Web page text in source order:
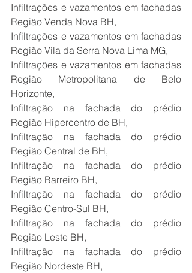
Infiltrações e vazamentos em fachadas
Região Venda Nova BH,
Infiltrações e vazamentos em fachadas
Região Vila da Serra Nova Lima MG,
Infiltrações e vazamentos em fachadas
Região Metropolitana de Belo
Horizonte,
Infiltração na fachada do prédio
Região Hipercentro de BH,
Infiltração na fachada do prédio
Região Central de BH,
Infiltração na fachada do prédio
Região Barreiro BH,
Infiltração na fachada do prédio
Região Centro-Sul BH,
Infiltração na fachada do prédio
Região Leste BH,
Infiltração na fachada do prédio
Região Nordeste BH,